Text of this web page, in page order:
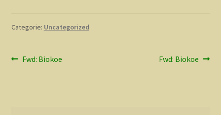
Categorie: Uncategorized
Bericht
Vorig
Fwd: Biokoe
Volgend
Fwd: Biokoe